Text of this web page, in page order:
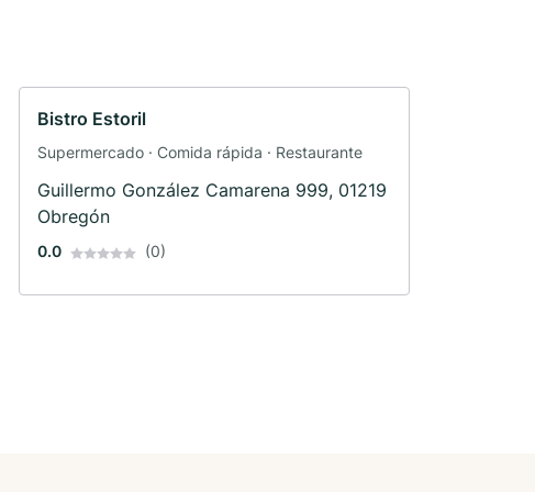
Bistro Estoril
Supermercado · Comida rápida · Restaurante
Guillermo González Camarena 999, 01219
Obregón
0.0 (0)